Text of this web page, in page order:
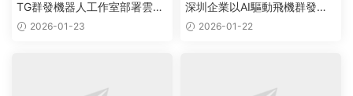
TG群發機器人工作室部署雲原
生智能調度，飛機群發器軟件
2026-01-23
深圳企業以AI驅動飛機群發
器，實現無限制版采集系統智
2026-01-22